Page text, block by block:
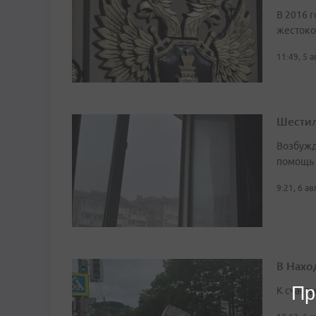
В 2016
11:49, 5
помощь
9:21, 6
В
К